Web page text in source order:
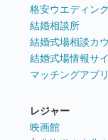
格安ウエディン
結婚相談所
結婚式場相談カ
結婚式場情報サ
マッチングアプ
レジャー
映画館